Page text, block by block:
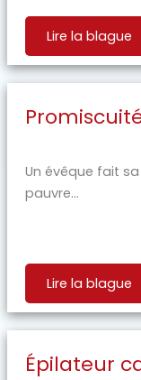
Lire la blague
Un évêque fait
pauvre...
Lire la blague
Épilateur